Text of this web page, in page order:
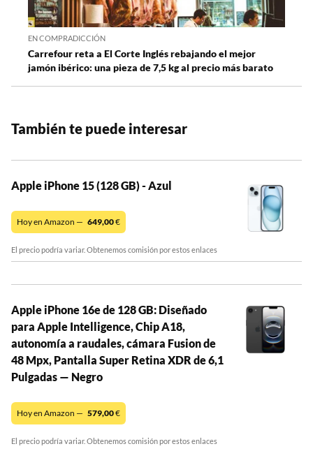
EN COMPRADICCIÓN
Carrefour reta a El Corte Inglés rebajando el mejor
jamón ibérico: una pieza de 7,5 kg al precio más barato
También te puede interesar
Apple iPhone 15 (128 GB) - Azul
Hoy en Amazon — 649,00€
El precio podría variar. Obtenemos comisión por estos enlaces
Apple iPhone 16e de 128 GB: Diseñado
para Apple Intelligence, Chip A18,
autonomía a raudales, cámara Fusion de
48 Mpx, Pantalla Super Retina XDR de 6,1
Pulgadas — Negro
Hoy en Amazon — 579,00€
El precio podría variar. Obtenemos comisión por estos enlaces